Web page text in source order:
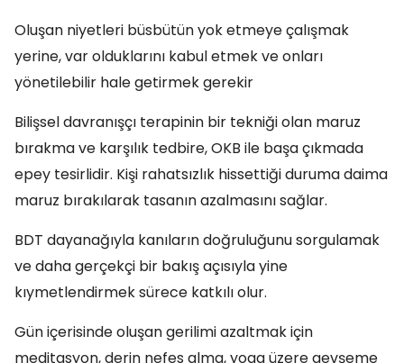
Oluşan niyetleri büsbütün yok etmeye çalışmak
yerine, var olduklarını kabul etmek ve onları
yönetilebilir hale getirmek gerekir
Bilişsel davranışçı terapinin bir tekniği olan maruz
bırakma ve karşılık tedbire, OKB ile başa çıkmada
epey tesirlidir. Kişi rahatsızlık hissettiği duruma daima
maruz bırakılarak tasanın azalmasını sağlar.
BDT dayanağıyla kanıların doğruluğunu sorgulamak
ve daha gerçekçi bir bakış açısıyla yine
kıymetlendirmek sürece katkılı olur.
Gün içerisinde oluşan gerilimi azaltmak için
meditasyon, derin nefes alma, yoga üzere gevşeme